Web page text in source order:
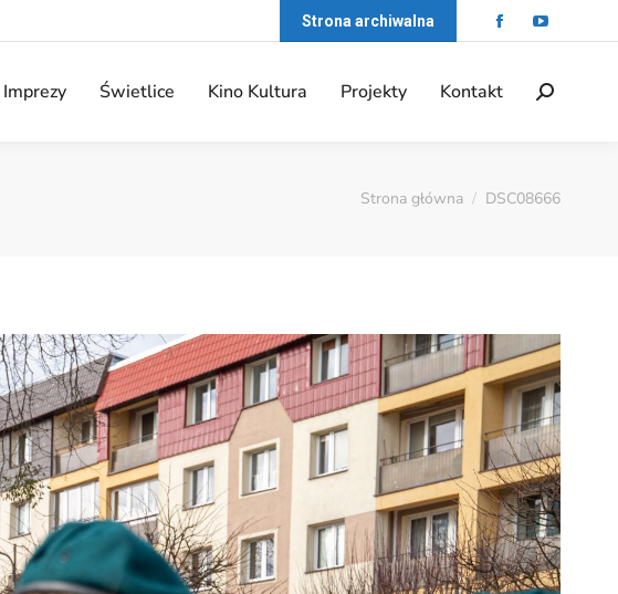
Strona archiwalna
Imprezy Świetlice Kino Kultura Projekty Kontakt
Jesteś tutaj:
Strona główna DSC08666